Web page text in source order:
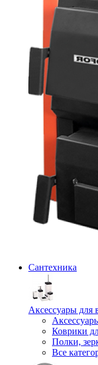
Сантехника
Аксессуары для
Коврики
Полки,
Все